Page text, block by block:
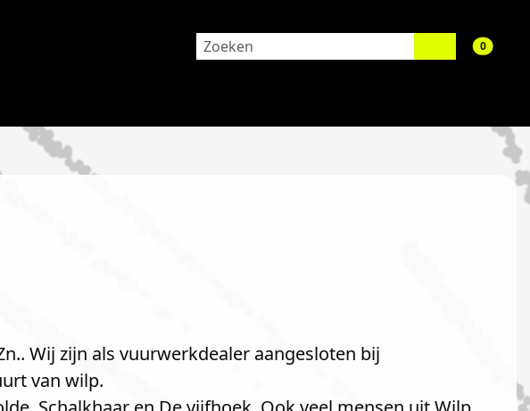
0aantal
Wij zijn als vuurwerkdealer aangesloten bij
van wilp.